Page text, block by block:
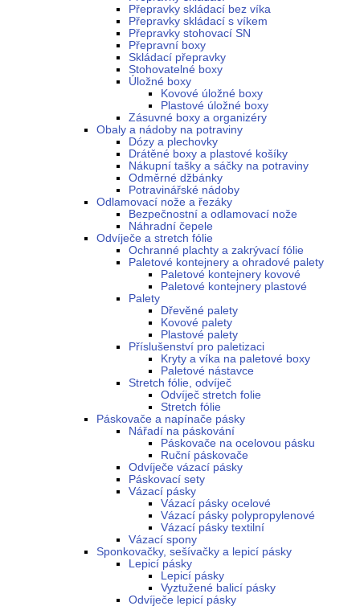
Přepravky skládací bez víka
Přepravky skládací s víkem
Přepravky stohovací SN
Přepravní boxy
Skládací přepravky
Stohovatelné boxy
Úložné boxy
Kovové úložné boxy
Plastové úložné boxy
Zásuvné boxy a organizéry
Obaly a nádoby na potraviny
Dózy a plechovky
Drátěné boxy a plastové košíky
Nákupní tašky a sáčky na potraviny
Odměrné džbánky
Potravinářské nádoby
Odlamovací nože a řezáky
Bezpečnostní a odlamovací nože
Náhradní čepele
Odvíječe a stretch fólie
Ochranné plachty a zakrývací fólie
Paletové kontejnery a ohradové palety
Paletové kontejnery kovové
Paletové kontejnery plastové
Palety
Dřevěné palety
Kovové palety
Plastové palety
Příslušenství pro paletizaci
Kryty a víka na paletové boxy
Paletové nástavce
Stretch fólie, odvíječ
Odvíječ stretch folie
Stretch fólie
Páskovače a napínače pásky
Nářadí na páskování
Páskovače na ocelovou pásku
Ruční páskovače
Odvíječe vázací pásky
Páskovací sety
Vázací pásky
Vázací pásky ocelové
Vázací pásky polypropylenové
Vázací pásky textilní
Vázací spony
Sponkovačky, sešívačky a lepicí pásky
Lepicí pásky
Lepicí pásky
Vyztužené balicí pásky
Odvíječe lepicí pásky